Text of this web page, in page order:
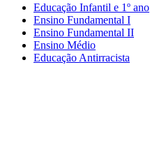
Educação Infantil e 1º ano
Ensino Fundamental I
Ensino Fundamental II
Ensino Médio
Educação Antirracista